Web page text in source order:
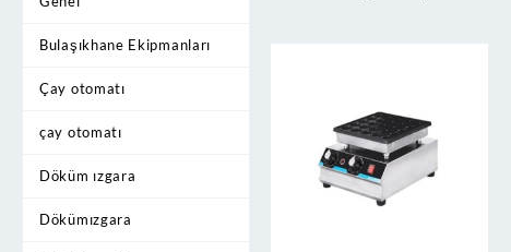
Bulaşıkhane Ekipmanları
Çay otomatı
çay otomatı
Döküm ızgara
Dökümızgara